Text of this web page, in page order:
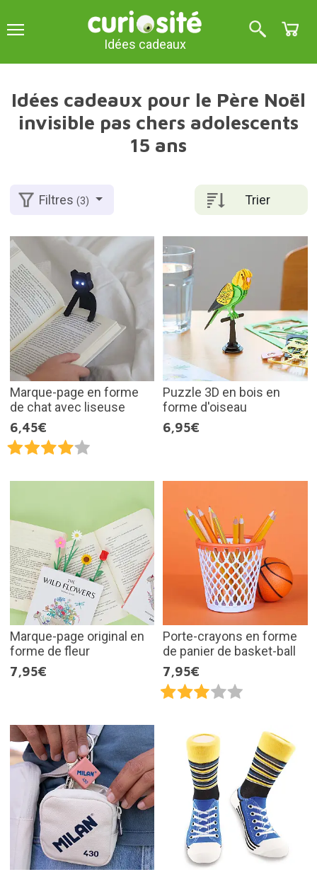
Idées cadeaux
Idées cadeaux pour le Père Noël
invisible pas chers adolescents
15 ans
Trier
Filtres(3)
Marque-page en forme
de chat avec liseuse
6,45€
Puzzle 3D en bois en
forme d'oiseau
6,95€
Marque-page original en
forme de fleur
7,95€
Porte-crayons en forme
de panier de basket-ball
7,95€